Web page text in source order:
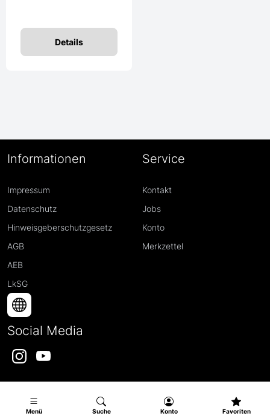
Menü Suche Konto Favoriten
Details
Informationen
Impressum
Datenschutz
Hinweisgeberschutzgesetz
AGB
AEB
LkSG
Service
Kontakt
Jobs
Konto
Merkzettel
Social Media
InstagramYouTube